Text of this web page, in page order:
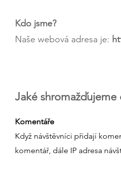
Kdo jsme?
Naše webová adresa je:
Jaké
Komentáře
Když návštěvníci přidají
komentář, dále IP adresa